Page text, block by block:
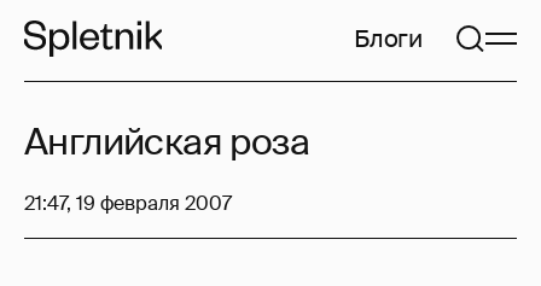
Блоги
Английская роза
21:47, 19 февраля 2007